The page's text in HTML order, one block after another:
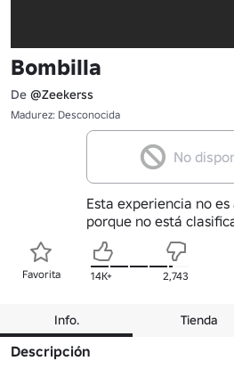
Bombilla
De @Zeekerss
Madurez: Desconocida
No
Esta experiencia no
porque no está
Favorita 14K+ 2,743
Info. Tienda
Descripción